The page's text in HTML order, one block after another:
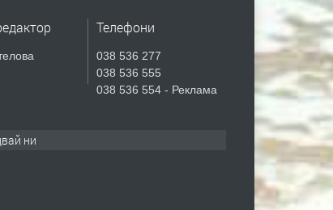
Телефони
038 536 277
038 536 555
038 536 554 - Реклама
ни